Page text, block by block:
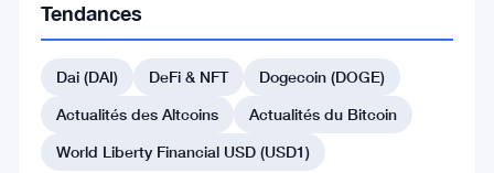
DES
ALTCOINS
Cardano
rejette
Tendances
Dai (DAI) DeFi & NFT
Dogecoin (DOGE)
Actualités des Altcoins
Actualités du Bitcoin
World Liberty Financial USD (USD1)